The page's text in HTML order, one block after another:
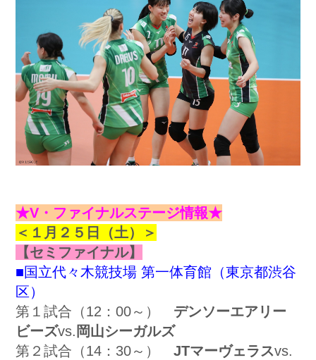
★V・ファイナルステージ情報★
＜１月２５日（土）＞
【セミファイナル】
■国立代々木競技場 第一体育館（東京都渋谷
区）
第１試合（12：00～） デンソーエアリー
ビーズvs. 岡山シーガルズ
第２試合（14：30～）JTマーヴェラスvs.